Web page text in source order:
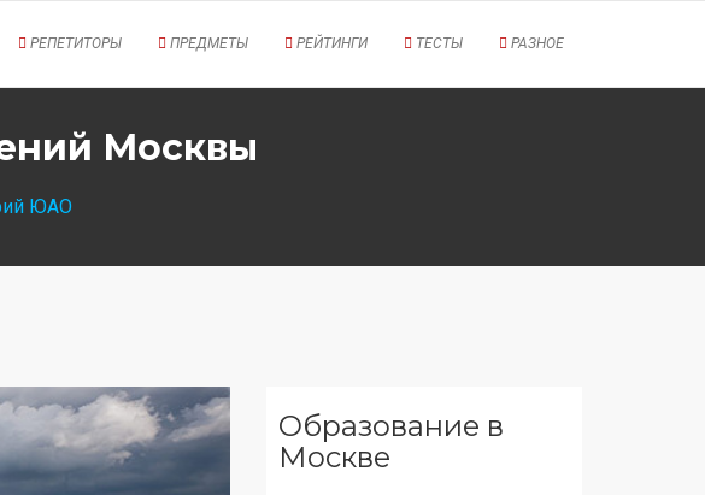
РЕПЕТИТОРЫ ПРЕДМЕТЫ РЕЙТИНГИ ТЕСТЫ РАЗНОЕ
Москвы
ЮАО
Образование в
Москве